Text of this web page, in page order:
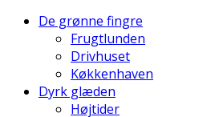
De grønne fingre
Frugtlunden
Drivhuset
Køkkenhaven
Dyrk glæden
Højtider